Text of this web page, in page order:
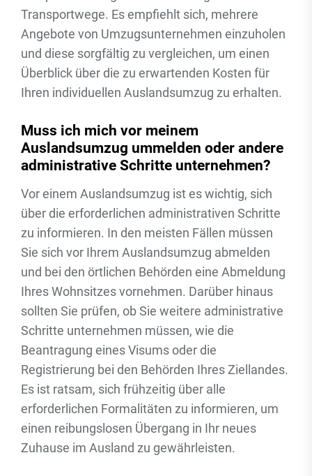
Transportwege. Es empfiehlt sich, mehrere
Angebote von Umzugsunternehmen einzuholen
und diese sorgfältig zu vergleichen, um einen
Überblick über die zu erwartenden Kosten für
Ihren individuellen Auslandsumzug zu erhalten.
Muss ich mich vor meinem
Auslandsumzug ummelden oder andere
administrative Schritte unternehmen?
Vor einem Auslandsumzug ist es wichtig, sich
über die erforderlichen administrativen Schritte
zu informieren. In den meisten Fällen müssen
Sie sich vor Ihrem Auslandsumzug abmelden
und bei den örtlichen Behörden eine Abmeldung
Ihres Wohnsitzes vornehmen. Darüber hinaus
sollten Sie prüfen, ob Sie weitere administrative
Schritte unternehmen müssen, wie die
Beantragung eines Visums oder die
Registrierung bei den Behörden Ihres Ziellandes.
Es ist ratsam, sich frühzeitig über alle
erforderlichen Formalitäten zu informieren, um
einen reibungslosen Übergang in Ihr neues
Zuhause im Ausland zu gewährleisten.